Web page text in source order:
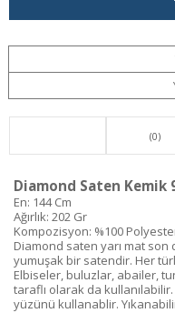
(0)
Diamond Saten Kemik
En: 144 Cm
Ağırlık: 202 Gr
Kompozisyon: %100
Diamond saten yarı mat
yumuşak bir satendir. Her
Elbiseler, buluzlar, abailer,
taraflı olarak da
yüzünü kullanablir.